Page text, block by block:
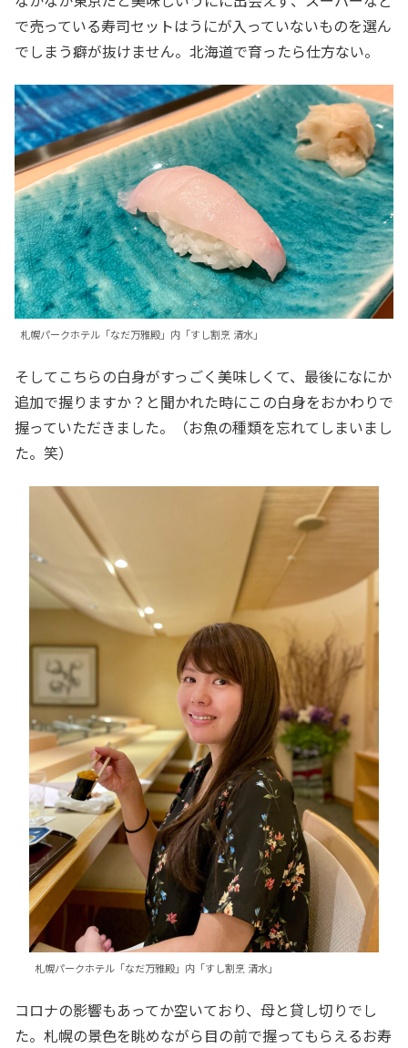
で売っている寿司セットはうにが入っていないものを選ん
でしまう癖が抜けません。北海道で育ったら仕方ない。
札幌パークホテル「なだ万雅殿」内「すし割烹 清水」
そしてこちらの白身がすっごく美味しくて、最後になにか
追加で握りますか？と聞かれた時にこの白身をおかわりで
握っていただきました。（お魚の種類を忘れてしまいまし
た。笑）
札幌パークホテル「なだ万雅殿」内「すし割烹 清水」
コロナの影響もあってか空いており、母と貸し切りでし
た。札幌の景色を眺めながら目の前で握ってもらえるお寿